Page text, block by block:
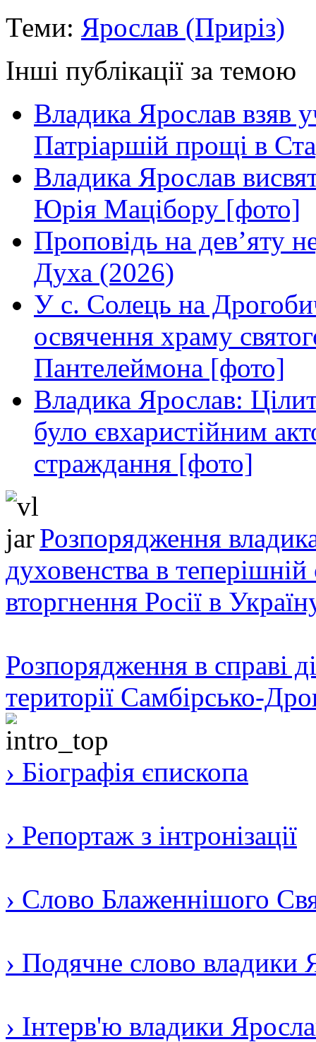
Теми: Ярослав (Приріз)
Інші публікації за темою
Владика Ярослав взяв
Патріаршій прощі в
Владика Ярослав
Юрія Мацібору [фото]
Проповідь на дев’яту
Духа (2026)
У с. Солець на
освячення храму
Пантелеймона [фото]
Владика Ярослав:
було євхаристійним
страждання [фото]
Розпорядження
духовенства в теперішній
вторгнення Росії в
Розпорядження в справі
території Самбірсько-
› Біографія єпископа
› Репортаж з інтронізації
› Слово Блаженнішого
› Подячне слово владики
› Інтерв'ю владики